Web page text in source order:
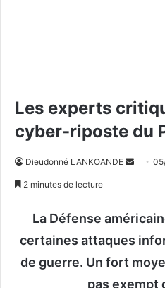
Les experts
cyber-riposte du
Dieudonné LANKOANDE
o
e
r
u
2 minutes de lecture
La Défense
certaines attaques
de guerre. Un fort
pas exempt